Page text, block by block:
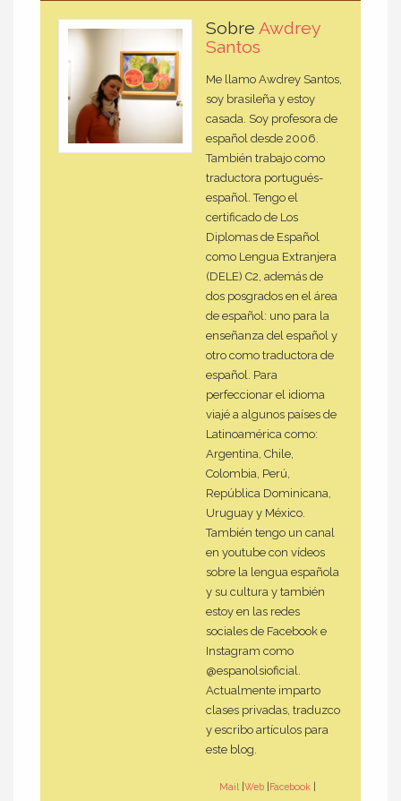
Sobre Awdrey
Santos
Me llamo Awdrey Santos,
soy brasileña y estoy
casada. Soy profesora de
español desde 2006.
También trabajo como
traductora portugués-
español. Tengo el
certificado de Los
Diplomas de Español
como Lengua Extranjera
(DELE) C2, además de
dos posgrados en el área
de español: uno para la
enseñanza del español y
otro como traductora de
español. Para
perfeccionar el idioma
viajé a algunos países de
Latinoamérica como:
Argentina, Chile,
Colombia, Perú,
República Dominicana,
Uruguay y México.
También tengo un canal
en youtube con vídeos
sobre la lengua española
y su cultura y también
estoy en las redes
sociales de Facebook e
Instagram como
@espanolsioficial.
Actualmente imparto
clases privadas, traduzco
y escribo artículos para
este blog.
Mail Web Facebook